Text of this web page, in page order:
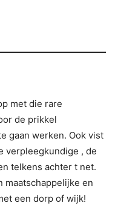
met die rare
de prikkel
gaan werken. Ook vist
verpleegkundige , de
telkens achter t net.
maatschappelijke en
een dorp of wijk!